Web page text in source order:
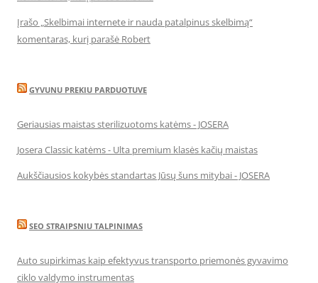
Įrašo „Skelbimai internete ir nauda patalpinus skelbimą“
komentaras, kurį parašė Robert
GYVUNU PREKIU PARDUOTUVE
Geriausias maistas sterilizuotoms katėms - JOSERA
Josera Classic katėms - Ulta premium klasės kačių maistas
Aukščiausios kokybės standartas Jūsų šuns mitybai - JOSERA
SEO STRAIPSNIU TALPINIMAS
Auto supirkimas kaip efektyvus transporto priemonės gyvavimo
ciklo valdymo instrumentas